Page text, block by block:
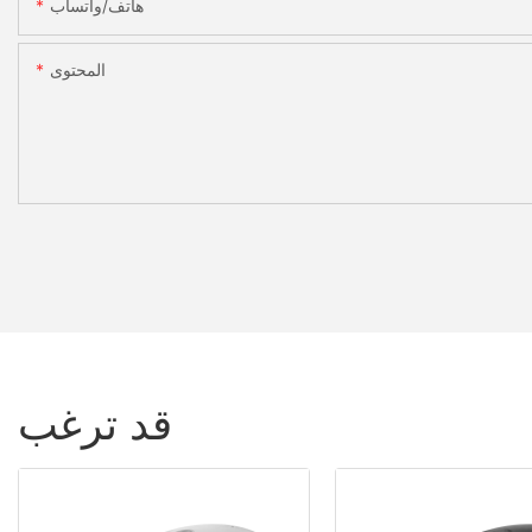
هاتف/واتساب
المحتوى
قد ترغب